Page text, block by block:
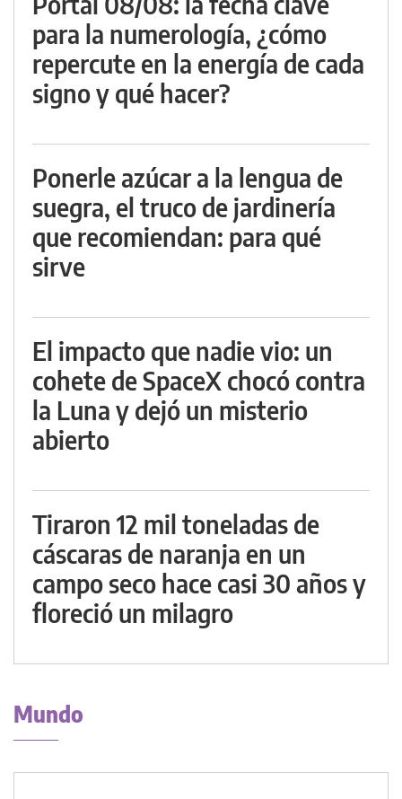
para la numerología, ¿cómo
repercute en la energía de cada
signo y qué hacer?
Ponerle azúcar a la lengua de
suegra, el truco de jardinería
que recomiendan: para qué
sirve
El impacto que nadie vio: un
cohete de SpaceX chocó contra
la Luna y dejó un misterio
abierto
Tiraron 12 mil toneladas de
cáscaras de naranja en un
campo seco hace casi 30 años y
floreció un milagro
Mundo